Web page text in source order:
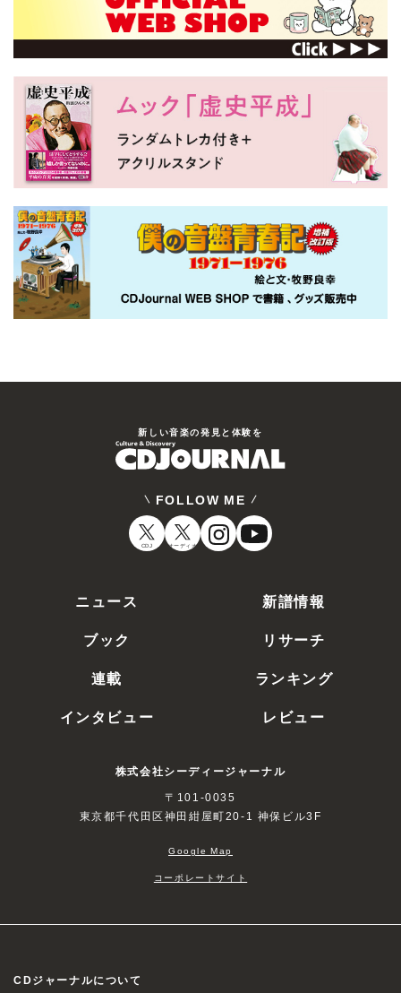
新しい⾳楽の発⾒と体験を
FOLLOW ME
CDJ オーディオ
ニュース
新譜情報
ブック
リサーチ
連載
ランキング
インタビュー
レビュー
株式会社シーディージャーナル
〒101-0035
東京都千代田区神田紺屋町20-1 神保ビル3F
Google Map
コーポレートサイト
CDジャーナルについて